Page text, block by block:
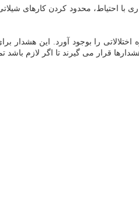
احتیاط، محدود کردن کارهای
را بوجود آورد. این هشدار
قرار می گیرند تا اگر لازم باشد